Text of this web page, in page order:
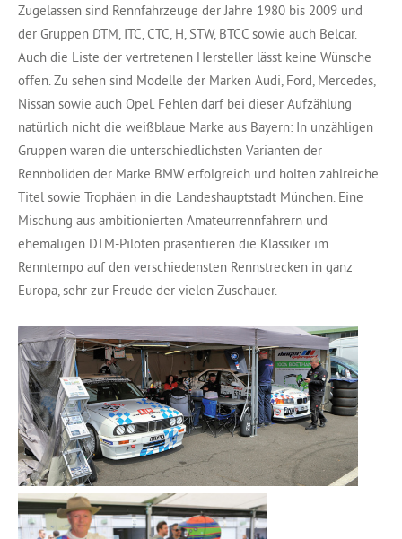
Zugelassen sind Rennfahrzeuge der Jahre 1980 bis 2009 und
der Gruppen DTM, ITC, CTC, H, STW, BTCC sowie auch Belcar.
Auch die Liste der vertretenen Hersteller lässt keine Wünsche
offen. Zu sehen sind Modelle der Marken Audi, Ford, Mercedes,
Nissan sowie auch Opel. Fehlen darf bei dieser Aufzählung
natürlich nicht die weißblaue Marke aus Bayern: In unzähligen
Gruppen waren die unterschiedlichsten Varianten der
Rennboliden der Marke BMW erfolgreich und holten zahlreiche
Titel sowie Trophäen in die Landeshauptstadt München. Eine
Mischung aus ambitionierten Amateurrennfahrern und
ehemaligen DTM-Piloten präsentieren die Klassiker im
Renntempo auf den verschiedensten Rennstrecken in ganz
Europa, sehr zur Freude der vielen Zuschauer.